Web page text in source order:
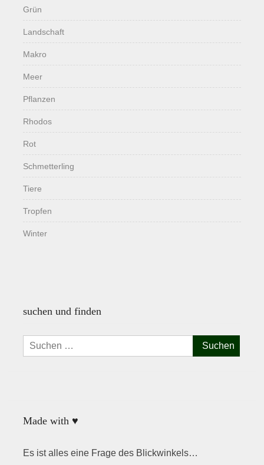
Grün
Landschaft
Makro
Meer
Pflanzen
Rhodos
Rot
Schmetterling
Tiere
Tropfen
Winter
suchen und finden
Suchen
nach:
Made with ♥
Es ist alles eine Frage des Blickwinkels…